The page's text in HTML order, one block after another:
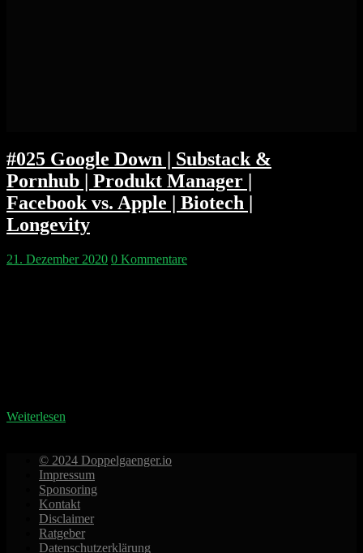
#025 Google Down | Substack &
Pornhub | Produkt Manager |
Facebook vs. Apple | Biotech |
Longevity
21. Dezember 2020 0 Kommentare
Weiterlesen
© 2024 Doppelgaenger.io
Impressum
Sponsoring
Kontakt
Disclaimer
Ratgeber
Datenschutzerklärung